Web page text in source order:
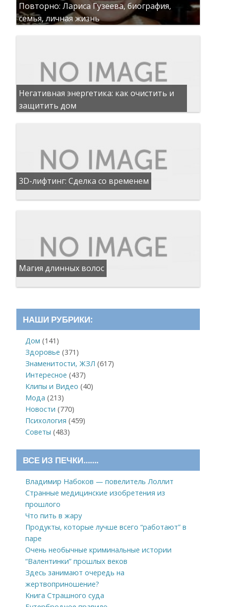
Повторно: Лариса Гузеева, биография,
семья, личная жизнь
Негативная энергетика: как очистить и
защитить дом
3D-лифтинг: Сделка со временем
Магия длинных волос
НАШИ РУБРИКИ:
Дом (141)
Здоровье (371)
Знаменитости, ЖЗЛ (617)
Интересное (437)
Клипы и Видео (40)
Мода (213)
Новости (770)
Психология (459)
Советы (483)
ВСЕ ИЗ ПЕЧКИ…….
Владимир Набоков — повелитель Лоллит
Странные медицинские изобретения из
прошлого
Что пить в жару
Продукты, которые лучше всего “работают” в
паре
Очень необычные криминальные истории
“Валентинки” прошлых веков
Здесь занимают очередь на
жертвоприношение?
Книга Страшного суда